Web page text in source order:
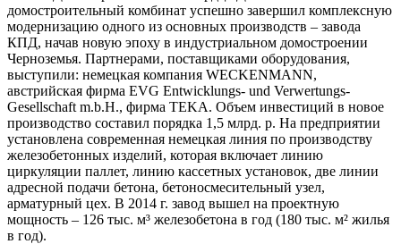
домостроительный комбинат успешно завершил комплексную
модернизацию одного из основных производств – завода
КПД, начав новую эпоху в индустриальном домостроении
Черноземья. Партнерами, поставщиками оборудования,
выступили: немецкая компания WECKENMANN,
австрийская фирма EVG Entwicklungs- und Verwertungs-
Gesellschaft m.b.H., фирма TEKA. Объем инвестиций в новое
производство составил порядка 1,5 млрд. р. На предприятии
установлена современная немецкая линия по производству
железобетонных изделий, которая включает линию
циркуляции паллет, линию кассетных установок, две линии
адресной подачи бетона, бетоносмесительный узел,
арматурный цех. В 2014 г. завод вышел на проектную
мощность – 126 тыс. м³ железобетона в год (180 тыс. м² жилья
в год).